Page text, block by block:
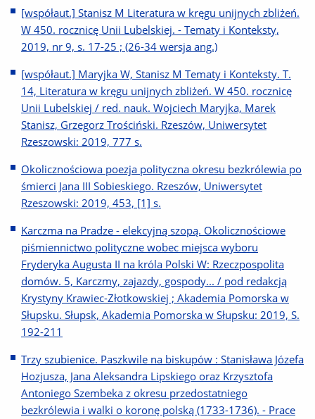
[współaut.] Stanisz M Literatura w kręgu unijnych zbliżeń.
W 450. rocznicę Unii Lubelskiej. - Tematy i Konteksty,
2019, nr 9, s. 17-25 ; (26-34 wersja ang.)
[współaut.] Maryjka W, Stanisz M Tematy i Konteksty. T.
14, Literatura w kręgu unijnych zbliżeń. W 450. rocznicę
Unii Lubelskiej / red. nauk. Wojciech Maryjka, Marek
Stanisz, Grzegorz Trościński. Rzeszów, Uniwersytet
Rzeszowski: 2019, 777 s.
Okolicznościowa poezja polityczna okresu bezkrólewia po
śmierci Jana III Sobieskiego. Rzeszów, Uniwersytet
Rzeszowski: 2019, 453, [1] s.
Karczma na Pradze - elekcyjną szopą. Okolicznościowe
piśmiennictwo polityczne wobec miejsca wyboru
Fryderyka Augusta II na króla Polski W: Rzeczpospolita
domów. 5, Karczmy, zajazdy, gospody... / pod redakcją
Krystyny Krawiec-Złotkowskiej ; Akademia Pomorska w
Słupsku. Słupsk, Akademia Pomorska w Słupsku: 2019, S.
192-211
Trzy szubienice. Paszkwile na biskupów : Stanisława Józefa
Hozjusza, Jana Aleksandra Lipskiego oraz Krzysztofa
Antoniego Szembeka z okresu przedostatniego
bezkrólewia i walki o koronę polską (1733-1736). - Prace